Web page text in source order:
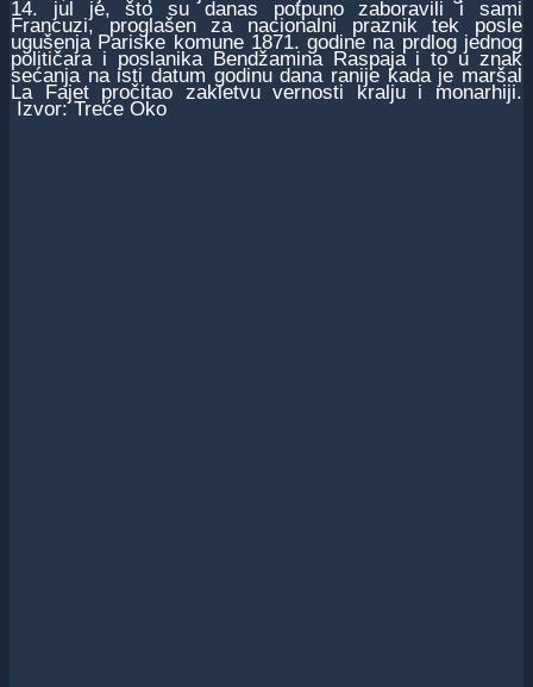
14. jul je, što su danas potpuno zaboravili i sami
Francuzi, proglašen za nacionalni praznik tek posle
ugušenja Pariske komune 1871. godine na prdlog jednog
političara i poslanika Bendžamina Raspaja i to u znak
sećanja na isti datum godinu dana ranije kada je maršal
La Fajet pročitao zakletvu vernosti kralju i monarhiji.
Izvor: Treće Oko